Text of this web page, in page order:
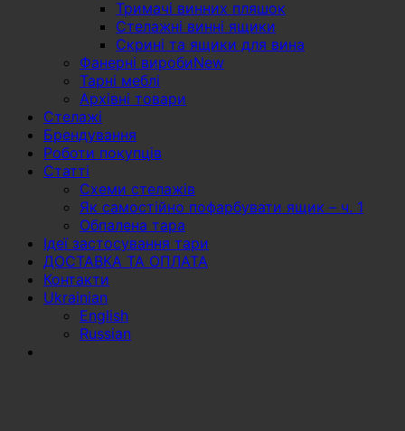
Тримачі винних пляшок
Стелажні винні ящики
Скрині та ящики для вина
Фанерні вироби
Тарні меблі
Архівні товари
Стелажі
Брендування
Роботи покупців
Статті
Схеми стелажів
Як самостійно пофарбувати ящик – ч. 1
Обпалена тара
Ідеї застосування тари
ДОСТАВКА ТА ОПЛАТА
Контакти
Ukrainian
English
Russian